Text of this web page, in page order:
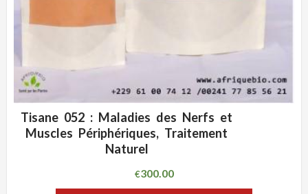
ADD WISHLIST
Tisane 052 : Maladies des Nerfs et
Muscles Périphériques, Traitement
Naturel
€300.00